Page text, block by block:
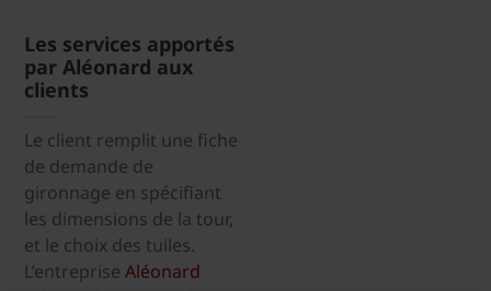
Les services apportés
par Aléonard aux
clients
Le client remplit une fiche
de demande de
gironnage en spécifiant
les dimensions de la tour,
et le choix des tuiles.
L’entreprise Aléonard